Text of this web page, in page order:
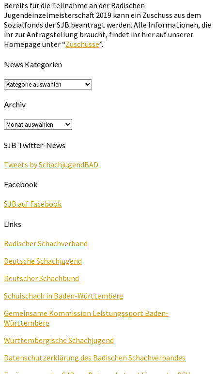
Bereits für die Teilnahme an der Badischen
Jugendeinzelmeisterschaft 2019 kann ein Zuschuss aus dem
Sozialfonds der SJB beantragt werden. Alle Informationen, die
ihr zur Antragstellung braucht, findet ihr hier auf unserer
Homepage unter “Zuschüsse”.
News Kategorien
News
Kategorien
Archiv
Archiv
SJB Twitter-News
Tweets by SchachjugendBAD
Facebook
SJB auf Facebook
Links
Badischer Schachverband
Deutsche Schachjugend
Deutscher Schachbund
Schulschach in Baden-Württemberg
Gemeinsame Kommission Leistungssport Baden-
Württemberg
Württembergische Schachjugend
Datenschutzerklärung des Badischen Schachverbandes